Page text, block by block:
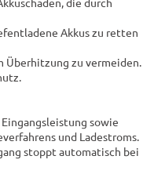
Akkus zu retten
Überhitzung zu vermeiden.
sowie
und Ladestroms.
stoppt automatisch bei